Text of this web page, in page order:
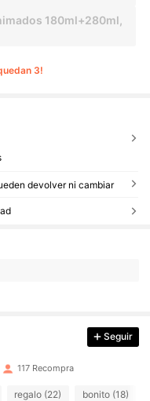
180ml+280ml,
3!
devolver ni cambiar
Seguir
117 Recompra
regalo (22) bonito (18)